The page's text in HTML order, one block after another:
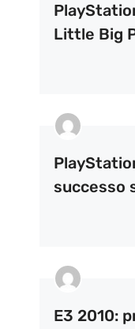
Little Big
successo
E3 2010: